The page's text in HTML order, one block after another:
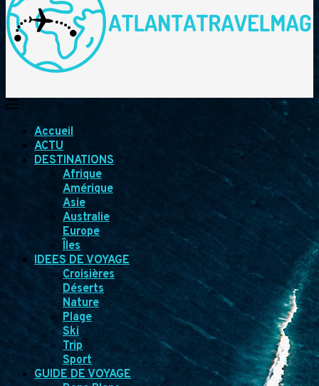
Accueil
ACTU
DESTINATIONS
Afrique
Amérique
Asie
Australie
Europe
Îles
IDEES DE VOYAGE
Croisières
Déserts
Nature
Plage
Ski
Trip
Sport
GUIDE DE VOYAGE